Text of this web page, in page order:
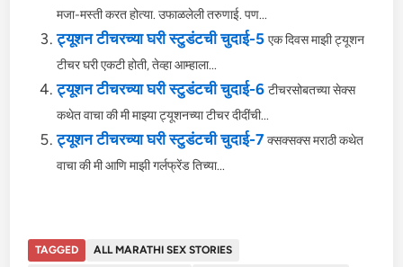
मजा-मस्ती करत होत्या. उफाळलेली तरुणाई. पण...
ट्यूशन टीचरच्या घरी स्टुडंटची चुदाई-5 एक दिवस माझी ट्यूशन
टीचर घरी एकटी होती, तेव्हा आम्हाला...
ट्यूशन टीचरच्या घरी स्टुडंटची चुदाई-6 टीचरसोबतच्या सेक्स
कथेत वाचा की मी माझ्या ट्यूशनच्या टीचर दीदींची...
ट्यूशन टीचरच्या घरी स्टुडंटची चुदाई-7 क्सक्सक्स मराठी कथेत
वाचा की मी आणि माझी गर्लफ्रेंड तिच्या...
TAGGED
ALL MARATHI SEX STORIES